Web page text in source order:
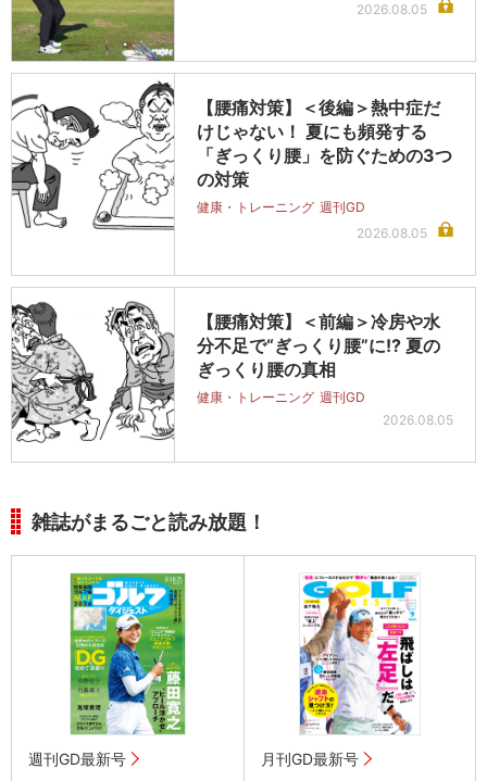
2026.08.05
【腰痛対策】＜後編＞熱中症だ
けじゃない！ 夏にも頻発する
「ぎっくり腰」を防ぐための3つ
の対策
健康・トレーニング 週刊GD
2026.08.05
【腰痛対策】＜前編＞冷房や水
分不足で“ぎっくり腰”に!? 夏の
ぎっくり腰の真相
健康・トレーニング 週刊GD
2026.08.05
雑誌がまるごと読み放題！
週刊GD最新号 月刊GD最新号